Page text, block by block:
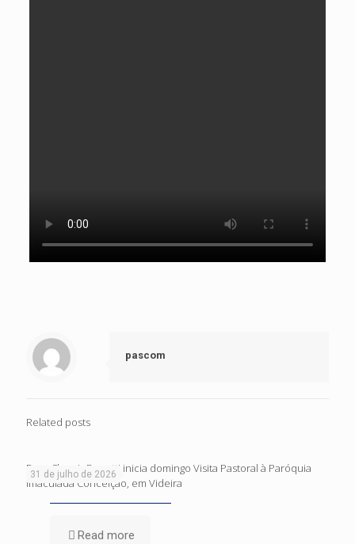
pascom
Related posts
31 de julho de 2026
Dom Cleocir Bonetti inicia domingo Visita Pastoral à Paróquia
Imaculada Conceição, em Videira
Read more